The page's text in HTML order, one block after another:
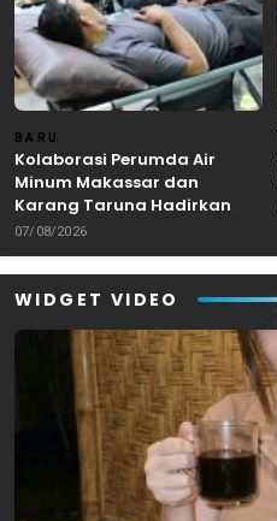
BARU
Kolaborasi Perumda Air
Minum Makassar dan
Karang Taruna Hadirkan
Aksi Donor Darah untuk
Kemanusiaan
07/08/2026
WIDGET VIDEO